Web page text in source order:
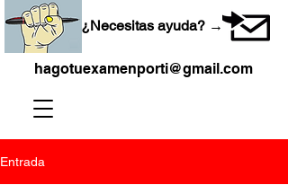
¿Necesitas ayuda? →
hagotuexamenporti@gmail.com
Entrada